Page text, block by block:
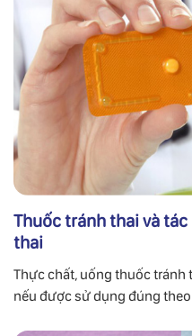
Thuốc tránh thai và
thai
Thực chất, uống thuốc tránh
nếu được sử dụng đúng